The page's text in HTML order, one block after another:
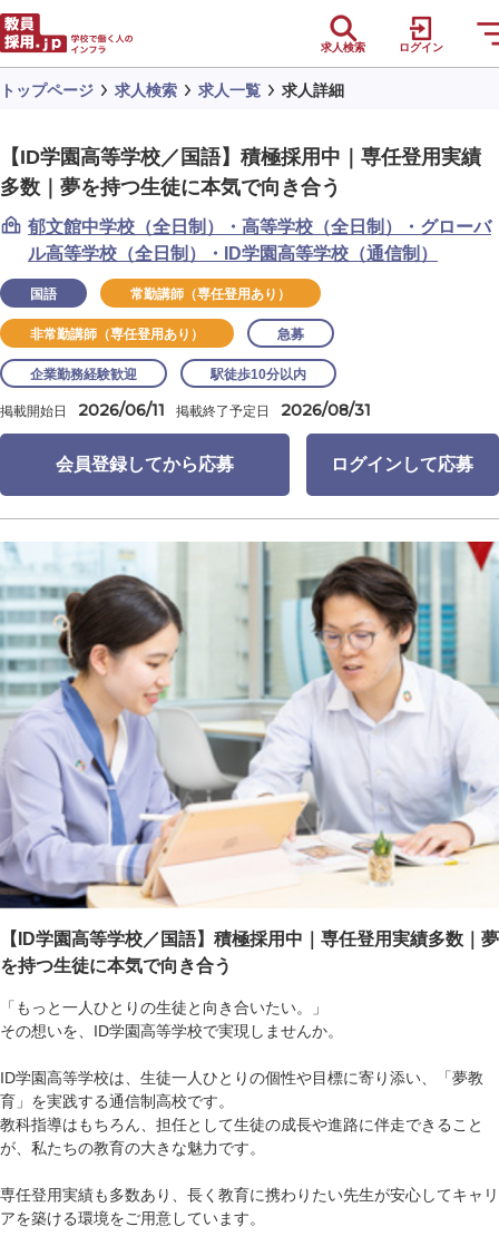
求人検索 ログイン
トップページ 求人検索 求人一覧 求人詳細
【ID学園高等学校／国語】積極採用中｜専任登用実績
多数｜夢を持つ生徒に本気で向き合う
郁文館中学校（全日制）・高等学校（全日制）・グローバ
ル高等学校（全日制）・ID学園高等学校（通信制）
国語 常勤講師（専任登用あり）
非常勤講師（専任登用あり） 急募
企業勤務経験歓迎 駅徒歩10分以内
掲載開始日 2026/06/11 掲載終了予定日 2026/08/31
会員登録してから応募 ログインして応募
【ID学園高等学校／国語】積極採用中｜専任登用実績多数｜夢
を持つ生徒に本気で向き合う
「もっと一人ひとりの生徒と向き合いたい。」
その想いを、ID学園高等学校で実現しませんか。
ID学園高等学校は、生徒一人ひとりの個性や目標に寄り添い、「夢教
育」を実践する通信制高校です。
教科指導はもちろん、担任として生徒の成長や進路に伴走できること
が、私たちの教育の大きな魅力です。
専任登用実績も多数あり、長く教育に携わりたい先生が安心してキャリ
アを築ける環境をご用意しています。